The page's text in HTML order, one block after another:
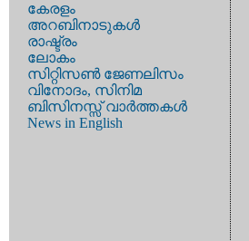
കേരളം
അറബിനാടുകള്‍
രാഷ്ട്രം
ലോകം
സിറ്റിസണ്‍ ജേണലിസം
വിനോദം, സിനിമ
ബിസിനസ്സ് വാര്‍ത്തകള്‍
News in English